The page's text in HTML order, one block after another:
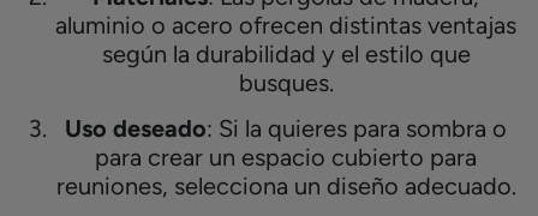
aluminio o acero ofrecen distintas ventajas
según la durabilidad y el estilo que
busques.
Uso deseado: Si la quieres para sombra o
para crear un espacio cubierto para
reuniones, selecciona un diseño adecuado.